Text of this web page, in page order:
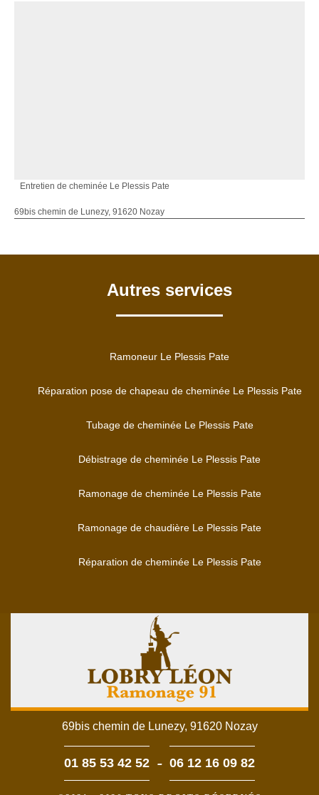
Entretien de cheminée Le Plessis Pate
69bis chemin de Lunezy, 91620 Nozay
Autres services
Ramoneur Le Plessis Pate
Réparation pose de chapeau de cheminée Le Plessis Pate
Tubage de cheminée Le Plessis Pate
Débistrage de cheminée Le Plessis Pate
Ramonage de cheminée Le Plessis Pate
Ramonage de chaudière Le Plessis Pate
Réparation de cheminée Le Plessis Pate
69bis chemin de Lunezy, 91620 Nozay
01 85 53 42 52 - 06 12 16 09 82